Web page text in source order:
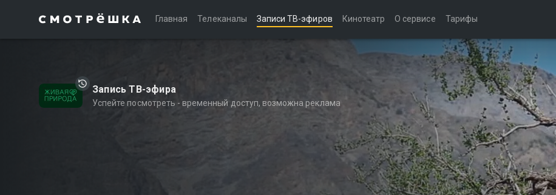
Главная Телеканалы Записи ТВ-эфиров Кинотеатр О сервисе Тарифы
Запись ТВ-эфира
Успейте посмотреть - временный доступ, возможна реклама